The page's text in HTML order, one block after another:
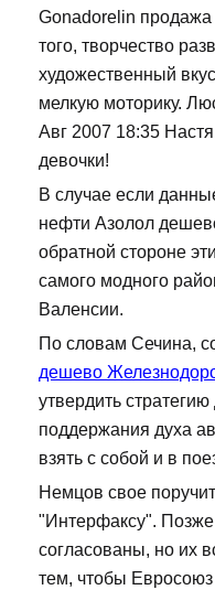
Gonadorelin
того, творчество
художественный
мелкую моторику.
Авг 2007 18:35
девочки!
В случае если
нефти Азолол
обратной стороне
самого модного
Валенсии.
По словам Сечина,
дешево
утвердить
поддержания духа
взять с собой и в
Немцов свое
"Интерфаксу".
согласованы, но их
тем, чтобы